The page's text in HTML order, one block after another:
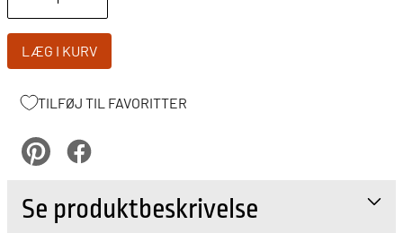
LÆG I KURV
TILFØJ TIL FAVORITTER
pinterestFacebook
Se produktbeskrivelse